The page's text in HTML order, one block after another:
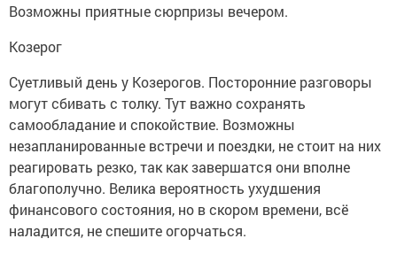
Возможны приятные сюрпризы вечером.
Козерог
Суетливый день у Козерогов. Посторонние разговоры
могут сбивать с толку. Тут важно сохранять
самообладание и спокойствие. Возможны
незапланированные встречи и поездки, не стоит на них
реагировать резко, так как завершатся они вполне
благополучно. Велика вероятность ухудшения
финансового состояния, но в скором времени, всё
наладится, не спешите огорчаться.